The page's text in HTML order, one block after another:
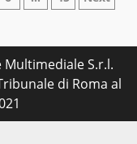
S.r.l.
di Roma al